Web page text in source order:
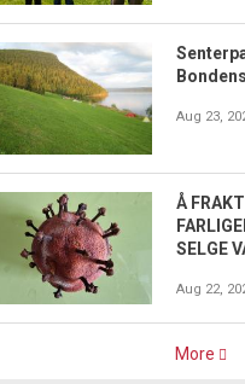
Aug 23,
Å
SELGE
Aug 22,
More